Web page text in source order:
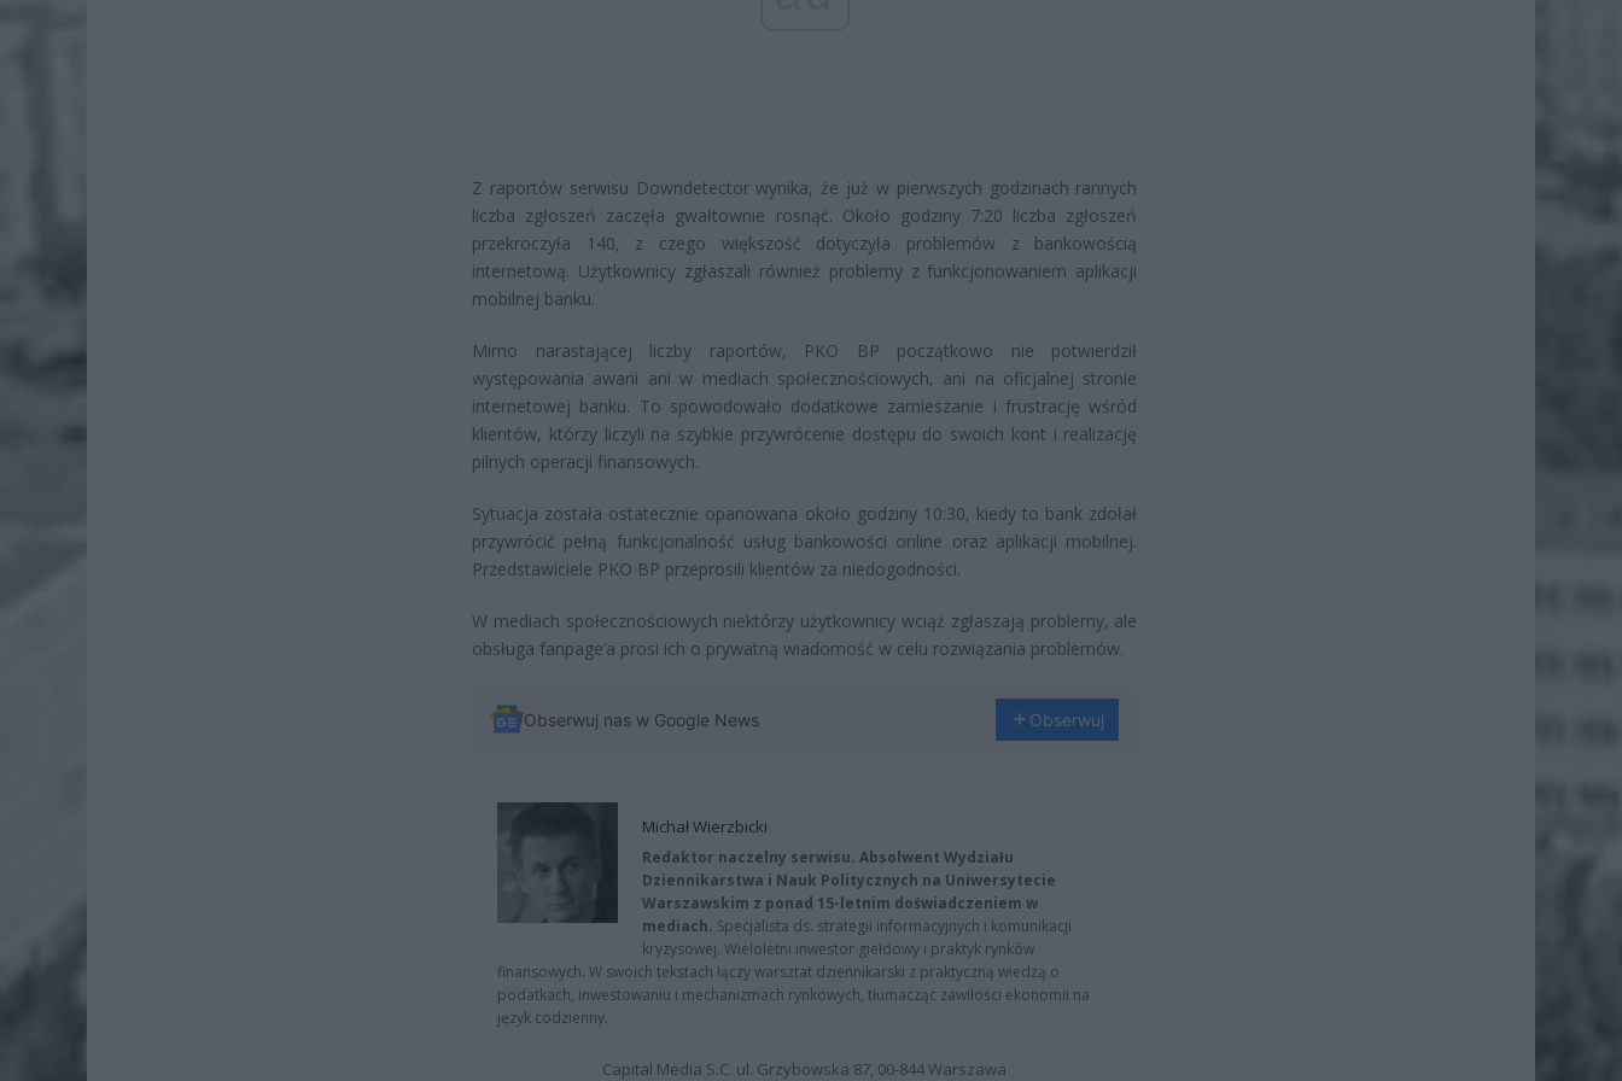
Z raportów serwisu Downdetector wynika, że już w pierwszych godzinach rannych
liczba zgłoszeń zaczęła gwałtownie rosnąć. Około godziny 7:20 liczba zgłoszeń
przekroczyła 140, z czego większość dotyczyła problemów z bankowością
internetową. Użytkownicy zgłaszali również problemy z funkcjonowaniem aplikacji
mobilnej banku.
Mimo narastającej liczby raportów, PKO BP początkowo nie potwierdził
występowania awarii ani w mediach społecznościowych, ani na oficjalnej stronie
internetowej banku. To spowodowało dodatkowe zamieszanie i frustrację wśród
klientów, którzy liczyli na szybkie przywrócenie dostępu do swoich kont i realizację
pilnych operacji finansowych.
Sytuacja została ostatecznie opanowana około godziny 10:30, kiedy to bank zdołał
przywrócić pełną funkcjonalność usług bankowości online oraz aplikacji mobilnej.
Przedstawiciele PKO BP przeprosili klientów za niedogodności.
W mediach społecznościowych niektórzy użytkownicy wciąż zgłaszają problemy, ale
obsługa fanpage’a prosi ich o prywatną wiadomość w celu rozwiązania problemów.
Obserwuj nas w Google News Obserwuj
Michał Wierzbicki
Redaktor naczelny serwisu. Absolwent Wydziału
Dziennikarstwa i Nauk Politycznych na Uniwersytecie
Warszawskim z ponad 15-letnim doświadczeniem w
mediach. Specjalista ds. strategii informacyjnych i komunikacji
kryzysowej. Wieloletni inwestor giełdowy i praktyk rynków
finansowych. W swoich tekstach łączy warsztat dziennikarski z praktyczną wiedzą o
podatkach, inwestowaniu i mechanizmach rynkowych, tłumacząc zawiłości ekonomii na
język codzienny.
Capital Media S.C. ul. Grzybowska 87, 00-844 Warszawa